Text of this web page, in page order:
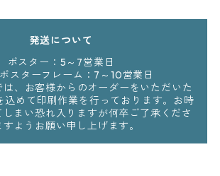
発送について
ポスター：5～7営業日
スターフレーム：7～10営業日
、お客様からのオーダーをいただいた
込めて印刷作業を行っております。お時
まい恐れ入りますが何卒ご了承くださ
すようお願い申し上げます。